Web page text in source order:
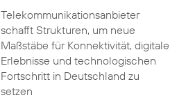
Telekommunikationsanbieter
schafft Strukturen, um neue
Maßstäbe für Konnektivität, digitale
Erlebnisse und technologischen
Fortschritt in Deutschland zu
setzen